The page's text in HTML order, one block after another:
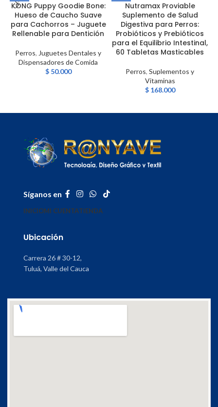
KONG Puppy Goodie Bone:
Hueso de Caucho Suave
para Cachorros – Juguete
Rellenable para Dentición
Perros, Juguetes Dentales y
Dispensadores de Comida
$50.000
Nutramax Proviable
Suplemento de Salud
Digestiva para Perros:
Probióticos y Prebióticos
para el Equilibrio Intestinal,
60 Tabletas Masticables
Perros, Suplementos y
Vitaminas
$168.000
Síganos en
INICIOMI CUENTATIENDA
Ubicación
Carrera 26 # 30-12,
Tuluá, Valle del Cauca